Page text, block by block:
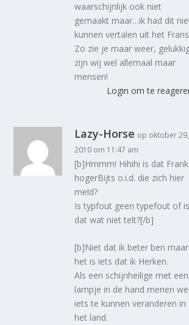
waarschijnlijk ook niet
gemaakt maar…ik had dit
kunnen vertalen uit het
Zo zie je maar weer,
zijn wij wel allemaal maar
mensen!
Login om te
Lazy-Horse op oktober 29,
2010 om 11:47 am
[b]Hmmm! Hihihi is dat Frank
hogerBijts o.i.d. die zich hier
meld?
Is typfout geen typefout of is
dat wat niet telt?[/b]
[b]Niet dat ik beter ben maar
het is iets dat ik Herken.
Als een schijnheilige met een
lampje in de hand menen we
iets te kunnen veranderen in
het land.